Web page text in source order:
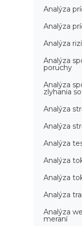
Analýza
Analýza
Analýza
Analýza
poruchy
Analýza
zlyhania
Analýza
Analýza
Analýza
Analýza
Analýza
Analýza
Analýza
meraní